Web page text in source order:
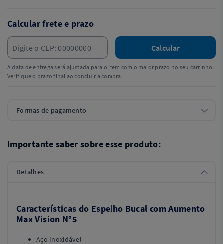
Calcular frete e prazo
Calcular
A data de entrega será ajustada para o item com o maior prazo no seu carrinho.
Verifique o prazo final ao concluir a compra.
Formas de pagamento
Importante saber sobre esse produto:
Detalhes
Características do Espelho Bucal com Aumento
Max Vision N°5
Aço Inoxidável